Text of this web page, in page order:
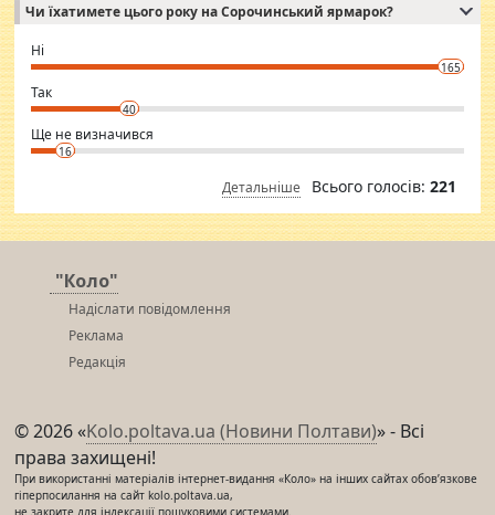
WhatsApp via an easily can see the latest pictures of her body and the
want to meet new people. Sakshi Mirchandani health and figure
conscious in order to keep yourself fit and regularly go to the health
club.
⇒ sakshimirchandani.com
Чи їхатимете цього року на Сорочинський ярмарок?
Ні
165
Так
40
Ще не визначився
16
Детальніше Всього голосів: 221
"Коло"
Надіслати повідомлення
Реклама
Редакція
© 2026 «Kolo.poltava.ua (Новини Полтави)» - Всі
права захищені!
При використанні матеріалів інтернет-видання «Коло» на інших сайтах обов’язкове
гіперпосилання на сайт kolo.poltava.ua,